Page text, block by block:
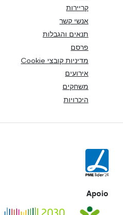
קריירות
אנשי קשר
תנאים והגבלות
פרסם
מדיניות קובצי Cookie
אירועים
משחקים
היכרויות
Apoio